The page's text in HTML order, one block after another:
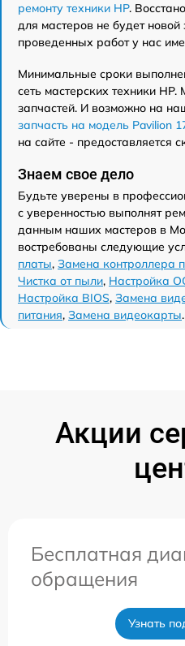
ремонту техники HP.
для мастеров не будет
проведенных работ у нас
Минимальные сроки
сеть мастерских техники
запчастей. И возможно на
запчасть на модель Pavilion
на сайте - предоставляется
Знаем свое дело
Будьте уверены в
с уверенностью выполнят
данным наших мастеров в
востребованы следующие
платы, Замена контроллера
Чистка от пыли, Настройка
Настройка BIOS, Замена
питания, Замена видеокарты.
Акции
Бесплатная
обращения
Узнать